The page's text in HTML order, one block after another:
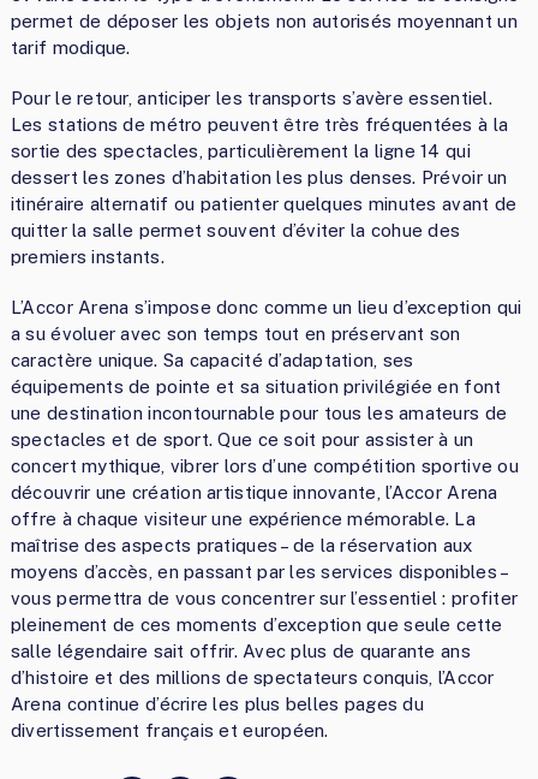
permet de déposer les objets non autorisés moyennant un
tarif modique.
Pour le retour, anticiper les transports s’avère essentiel.
Les stations de métro peuvent être très fréquentées à la
sortie des spectacles, particulièrement la ligne 14 qui
dessert les zones d’habitation les plus denses. Prévoir un
itinéraire alternatif ou patienter quelques minutes avant de
quitter la salle permet souvent d’éviter la cohue des
premiers instants.
L’Accor Arena s’impose donc comme un lieu d’exception qui
a su évoluer avec son temps tout en préservant son
caractère unique. Sa capacité d’adaptation, ses
équipements de pointe et sa situation privilégiée en font
une destination incontournable pour tous les amateurs de
spectacles et de sport. Que ce soit pour assister à un
concert mythique, vibrer lors d’une compétition sportive ou
découvrir une création artistique innovante, l’Accor Arena
offre à chaque visiteur une expérience mémorable. La
maîtrise des aspects pratiques – de la réservation aux
moyens d’accès, en passant par les services disponibles –
vous permettra de vous concentrer sur l’essentiel : profiter
pleinement de ces moments d’exception que seule cette
salle légendaire sait offrir. Avec plus de quarante ans
d’histoire et des millions de spectateurs conquis, l’Accor
Arena continue d’écrire les plus belles pages du
divertissement français et européen.